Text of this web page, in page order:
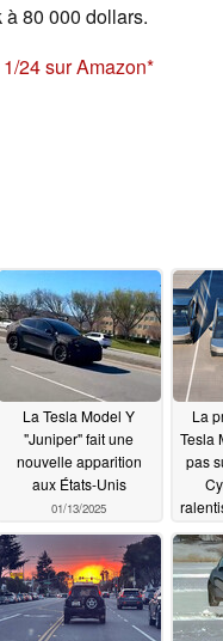
80 000 dollars.
24 sur Amazon
La Tesla Model Y
"Juniper" fait une
nouvelle apparition
aux États-Unis
01/13/2025
La
Tesla
pas